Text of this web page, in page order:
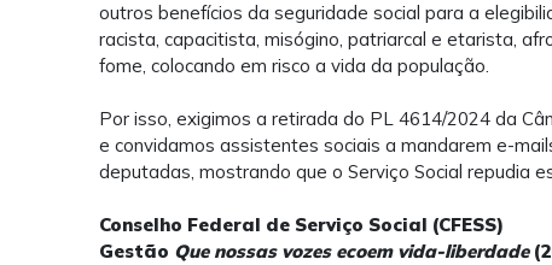
outros benefícios da seguridade social para a
racista, capacitista, misógino, patriarcal e etarista,
fome, colocando em risco a vida da população.
Por isso, exigimos a retirada do PL 4614/2024 da
e convidamos assistentes sociais a mandarem e-
deputadas, mostrando que o Serviço Social repudia
Conselho Federal de Serviço Social (CFESS)
Gestão Que nossas vozes ecoem vida-liberdade